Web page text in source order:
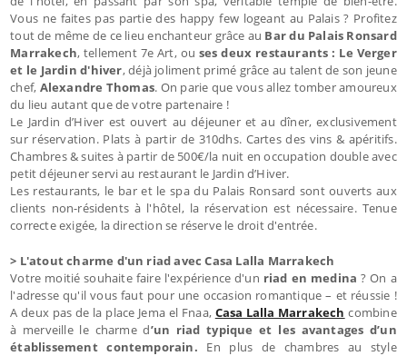
Vous ne faites pas partie des happy few logeant au Palais ? Profitez
tout de même de ce lieu enchanteur grâce au Bar du Palais Ronsard
Marrakech, tellement 7e Art, ou ses deux restaurants : Le Verger
et le Jardin d'hiver, déjà joliment primé grâce au talent de son jeune
chef, Alexandre Thomas. On parie que vous allez tomber amoureux
du lieu autant que de votre partenaire !
Le Jardin d’Hiver est ouvert au déjeuner et au dîner, exclusivement
sur réservation. Plats à partir de 310dhs. Cartes des vins & apéritifs.
Chambres & suites à partir de 500€/la nuit en occupation double avec
petit déjeuner servi au restaurant le Jardin d’Hiver.
Les restaurants, le bar et le spa du Palais Ronsard sont ouverts aux
clients non-résidents à l'hôtel, la réservation est nécessaire. Tenue
correcte exigée, la direction se réserve le droit d'entrée.
> L'atout charme d'un riad avec Casa Lalla Marrakech
Votre moitié souhaite faire l'expérience d'un riad en medina ? On a
l'adresse qu'il vous faut pour une occasion romantique – et réussie !
A deux pas de la place Jema el Fnaa, Casa Lalla Marrakech combine
à merveille le charme d’un riad typique et les avantages d’un
établissement contemporain. En plus de chambres au style